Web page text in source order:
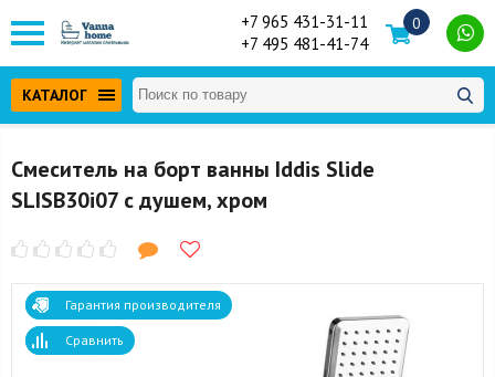
+7 965 431-31-11
+7 495 481-41-74
0
КАТАЛОГ
Смеситель на борт ванны Iddis Slide
SLISB30i07 с душем, хром
Гарантия производителя
Сравнить